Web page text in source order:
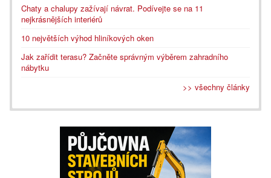
Chaty a chalupy zažívají návrat. Podívejte se na 11
nejkrásnějších interiérů
10 největších výhod hliníkových oken
Jak zařídit terasu? Začněte správným výběrem zahradního
nábytku
>> všechny články